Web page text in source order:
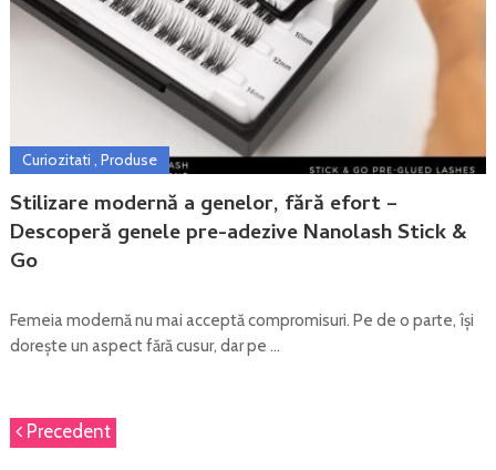
Stilizare modernă a genelor, fără efort –
Descoperă genele pre-adezive Nanolash Stick &
Go
Curiozitati , Produse
Femeia modernă nu mai acceptă compromisuri. Pe de o parte, își
dorește un aspect fără cusur, dar pe …
Precedent